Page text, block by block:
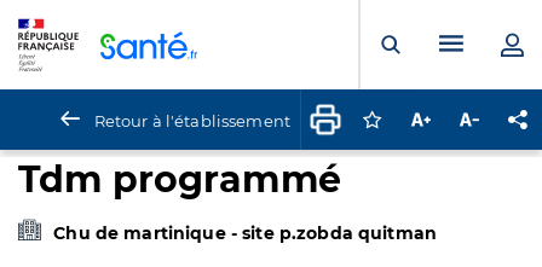
Ouvrir laMenu
Retour à l'établissement Connectez-vous
Augmenter la
Tdm programmé
Chu de martinique - site p.zobda quitman